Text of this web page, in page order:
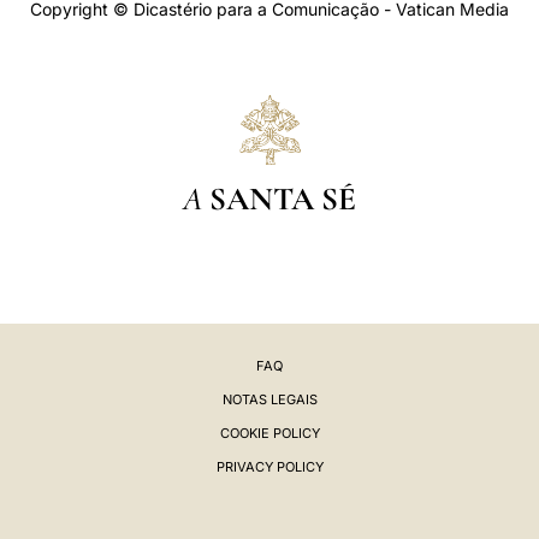
Copyright © Dicastério para a Comunicação - Vatican Media
A SANTA SÉ
FAQ
NOTAS LEGAIS
COOKIE POLICY
PRIVACY POLICY